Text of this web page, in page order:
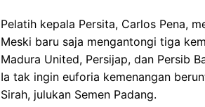
Pelatih kepala Persita, Carlos Pena,
Meski baru saja mengantongi tiga
Madura United, Persijap, dan Persib
Ia tak ingin euforia kemenangan
Sirah, julukan Semen Padang.